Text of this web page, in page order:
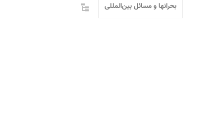
بحرانها و مسائل بین‌المللی